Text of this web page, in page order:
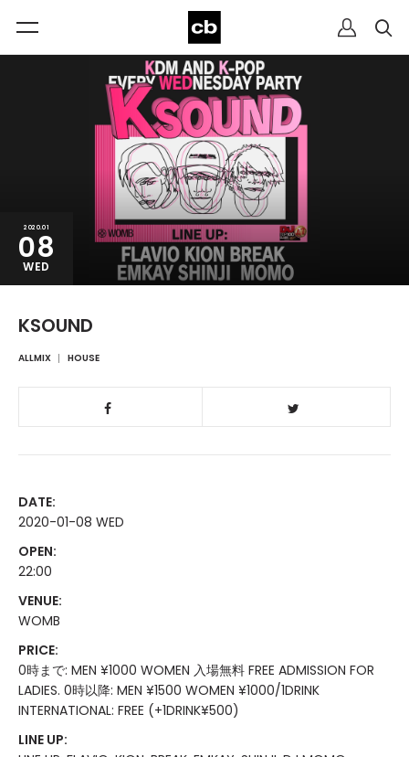
2020.01
08
WED
KSOUND
ALLMIX HOUSE
DATE:
2020-01-08 WED
OPEN:
22:00
VENUE:
WOMB
PRICE:
0時まで: MEN ¥1000 WOMEN 入場無料 FREE ADMISSION FOR
LADIES. 0時以降: MEN ¥1500 WOMEN ¥1000/1DRINK
INTERNATIONAL: FREE (+1DRINK¥500)
LINE UP: